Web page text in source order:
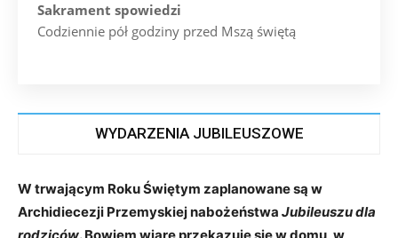
Sakrament spowiedzi
Codziennie pół godziny przed Mszą świętą
WYDARZENIA JUBILEUSZOWE
W trwającym Roku Świętym zaplanowane są w
Archidiecezji Przemyskiej nabożeństwa Jubileuszu dla